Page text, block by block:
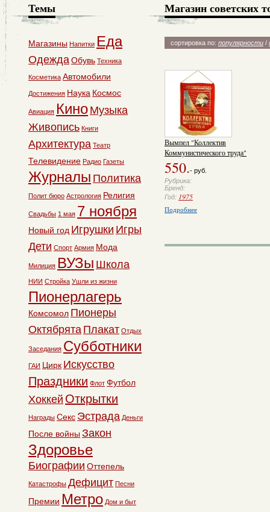
Магазин советских
сортировка по: популярности /
Вымпел "Коллектив
Коммунистического труда"
550.- руб.
Рубрика:
Бренд:
Год: 1975
Подробнее
Темы
Магазины Напитки Еда
ОдеждаОбувь Техника
Косметика Автомобили
Достижения Наука Космос
Авиация Кино Музыка
Живопись Книги
Архитектура Театр
Телевидение Радио Газеты
Журналы Политика
Полит бюро Астрология Религия
Свадьбы 1 мая 7 ноября
Новый год Игрушки Игры
Дети Спорт Армия Мода
Милиция ВУЗы Школа
НИИ Стройка Ушли из жизни
Пионерлагерь
Комсомол Пионеры
Октябрята Плакат Отдых
Заседания Субботники
ГАИ Цирк Искусство
Праздники Флот Футбол
Хоккей Открытки
Награды Секс Эстрада Деньги
После войны Закон
Здоровье
Биографии Оттепель
Катастрофы Дефицит Песни
Премии Метро Дом и быт